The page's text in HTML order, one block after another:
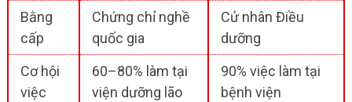
Bằng
cấp
Chứng chỉ nghề
quốc gia
Cử nhân Điều
dưỡng
Cơ hội
việc
60–80% làm tại
viện dưỡng lão
90% việc làm tại
bệnh viện